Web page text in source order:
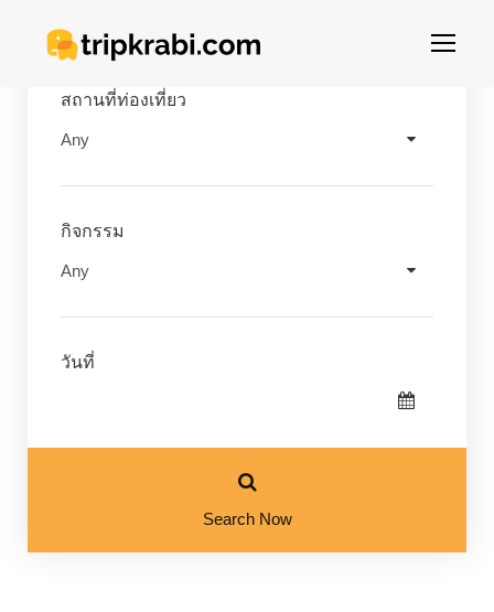
สถานที่ท่องเที่ยว
กิจกรรม
วันที่
Search Now